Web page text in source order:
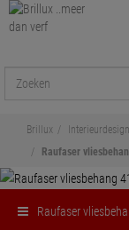
Brillux Interieurdesign
Raufaser
Raufaser